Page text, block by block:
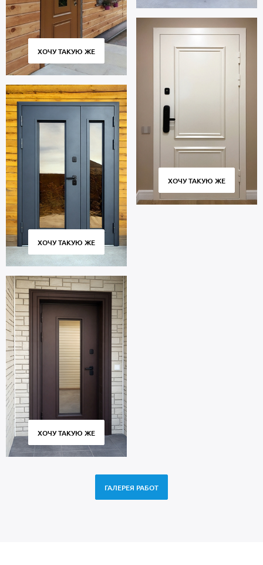
ХОЧУ ТАКУЮ ЖЕ
ХОЧУ ТАКУЮ ЖЕ
ХОЧУ ТАКУЮ ЖЕ
ХОЧУ ТАКУЮ ЖЕ
ГАЛЕРЕЯ РАБОТ